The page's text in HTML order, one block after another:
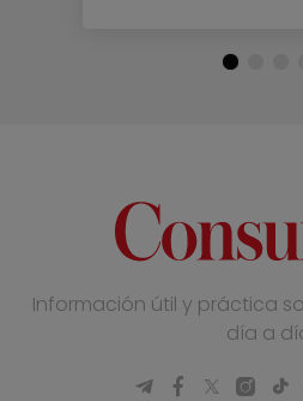
Información útil y práctica
día a